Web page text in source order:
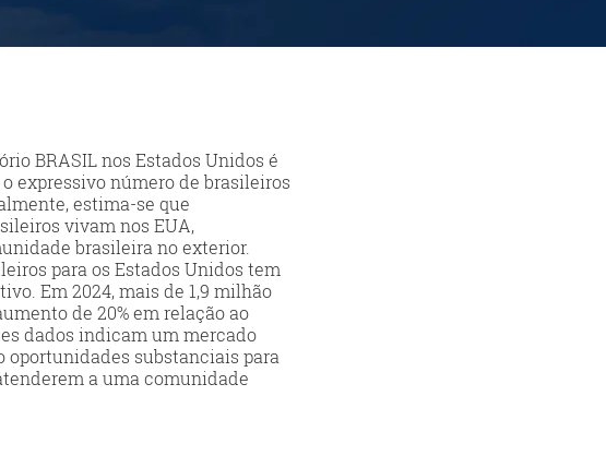
BRASIL nos Estados Unidos é
expressivo número de brasileiros
estima-se que
vivam nos EUA,
brasileira no exterior.
para os Estados Unidos tem
Em 2024, mais de 1,9 milhão
de 20% em relação ao
dados indicam um mercado
oportunidades substanciais para
a uma comunidade